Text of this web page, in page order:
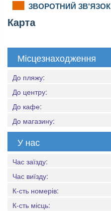
ЗВОРОТНИЙ ЗВ'ЯЗОК
Карта
Місцезнаходження
До пляжу:
До центру:
До кафе:
До магазину:
У нас
Час заїзду:
Час виїзду:
К-сть номерів:
К-сть місць: